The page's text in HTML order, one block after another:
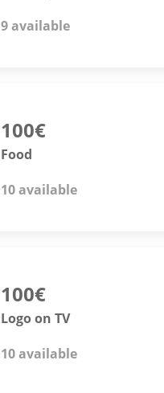
9 available
100€
Food
10 available
100€
Logo on TV
10 available